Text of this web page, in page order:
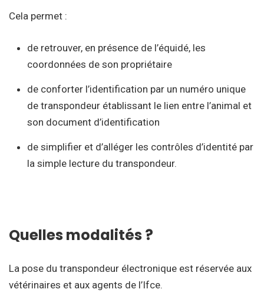
Cela permet :
de retrouver, en présence de l’équidé, les
coordonnées de son propriétaire
de conforter l’identification par un numéro unique
de transpondeur établissant le lien entre l’animal et
son document d’identification
de simplifier et d’alléger les contrôles d’identité par
la simple lecture du transpondeur.
Quelles modalités ?
La pose du transpondeur électronique est réservée aux
vétérinaires et aux agents de l’Ifce.